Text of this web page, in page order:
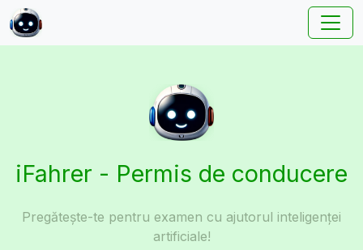
iFahrer - Permis de conducere
Pregătește-te pentru examen cu ajutorul inteligenței
artificiale!